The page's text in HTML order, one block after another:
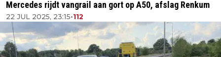
Mercedes rijdt vangrail aan gort op A50, afslag Renkum
22 JUL 2025, 23:15•112